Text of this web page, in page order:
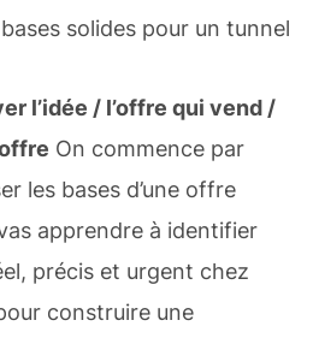
solides pour un tunnel
l’idée / l’offre qui vend /
On commence par
les bases d’une offre
apprendre à identifier
précis et urgent chez
construire une